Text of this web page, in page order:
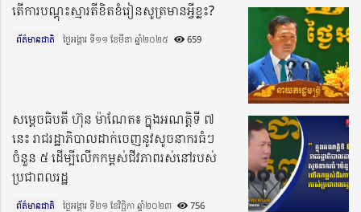
តើការបណ្តុះស្មារតីខិតខំរៀនសូត្រមានអ្វីខ្លះ?
ព័ត៌មានជាតិ ថ្ងៃអង្គារ ទី១១ ខែមីនា ឆ្នាំ២០២៥​ 659
សម្តេចធិបតី ហ៊ុន ម៉ាណែត៖ ក្នុងអណត្តិទី ៧
នេះ រាជរដ្ឋាភិបាលដាក់ចេញនូវសូចនាករធំៗ
ចំនួន ៥ ដើម្បីលើកកម្ពស់ជីវភាពរស់នៅរបស់
ប្រជាពលរដ្ឋ
ព័ត៌មានជាតិ ថ្ងៃអង្គារ ទី២១ ខែវិច្ឆិកា ឆ្នាំ២០២៣​ 756